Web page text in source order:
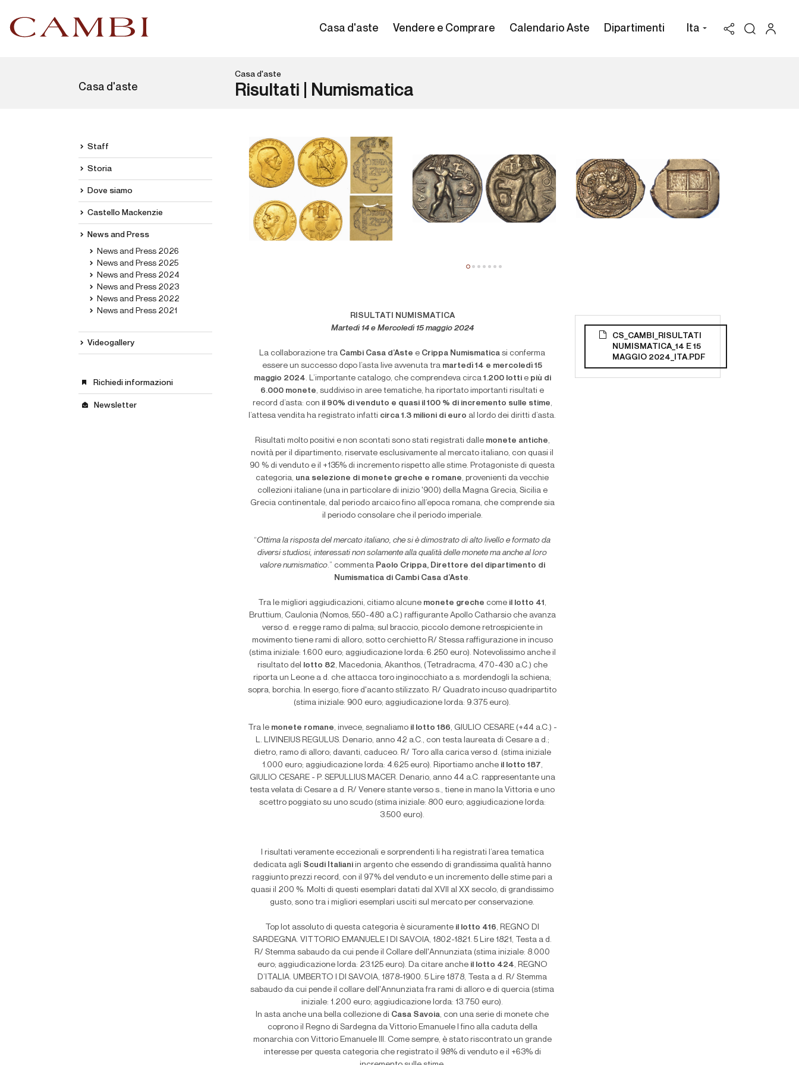
Casa d'aste Vendere e Comprare Calendario Aste Dipartimenti Ita
Casa d'aste
Casa d'aste
Risultati | Numismatica
Staff
Storia
Dove siamo
Castello Mackenzie
News and Press
News and Press 2026
News and Press 2025
News and Press 2024
News and Press 2023
News and Press 2022
News and Press 2021
Videogallery
Richiedi informazioni
Newsletter
CS_CAMBI_RISULTATI
NUMISMATICA_14 E 15
MAGGIO 2024_ITA.PDF
RISULTATI NUMISMATICA
Martedì 14 e Mercoledì 15 maggio 2024
La collaborazione tra Cambi Casa d’Aste e Crippa Numismaticasi conferma
essere un successo dopo l’asta live avvenuta tra martedì 14 e mercoledì 15
maggio 2024 . L’importante catalogo, che comprendeva circa 1.200 lottie più di
6.000 monete , suddiviso in aree tematiche, ha riportato importanti risultati e
record d’asta: con il 90% di venduto e quasi il 100 % di incremento sulle stime
l’attesa vendita ha registrato infatti circa 1.3 milioni di euro al lordo dei diritti d’asta.
Risultati molto positivi e non scontati sono stati registrati dalle monete antiche
novità per il dipartimento, riservate esclusivamente al mercato italiano, con quasi il
90 % di venduto e il +135% di incremento rispetto alle stime. Protagoniste di questa
categoria, una selezione di monete greche e romane , provenienti da vecchie
collezioni italiane (una in particolare di inizio '900) della Magna Grecia, Sicilia e
Grecia continentale, dal periodo arcaico fino all’epoca romana, che comprende sia
il periodo consolare che il periodo imperiale.
“Ottima la risposta del mercato italiano, che si è dimostrato di alto livello e formato da
diversi studiosi, interessati non solamente alla qualità delle monete ma anche al loro
valore numismatico.” commenta Paolo Crippa, Direttore del dipartimento di
Numismatica di Cambi Casa d’Aste
Tra le migliori aggiudicazioni, citiamo alcune monete greche come il lotto 41
Bruttium, Caulonia (Nomos, 550-480 a.C.) raffigurante Apollo Catharsio che avanza
verso d. e regge ramo di palma; sul braccio, piccolo demone retrospiciente in
movimento tiene rami di alloro, sotto cerchietto R/ Stessa raffigurazione in incuso
(stima iniziale: 1.600 euro; aggiudicazione lorda: 6.250 euro). Notevolissimo anche il
risultato del lotto 82 , Macedonia, Akanthos, (Tetradracma, 470-430 a.C.) che
riporta un Leone a d. che attacca toro inginocchiato a s. mordendogli la schiena;
sopra, borchia. In esergo, fiore d'acanto stilizzato. R/ Quadrato incuso quadripartito
(stima iniziale: 900 euro; aggiudicazione lorda: 9.375 euro).
Tra le monete romane , invece, segnaliamo il lotto 186 , GIULIO CESARE (+44 a.C.) -
L. LIVINEIUS REGULUS. Denario, anno 42 a.C., con testa laureata di Cesare a d.;
dietro, ramo di alloro; davanti, caduceo. R/ Toro alla carica verso d. (stima iniziale
1.000 euro; aggiudicazione lorda: 4.625 euro). Riportiamo anche il lotto 187
GIULIO CESARE - P. SEPULLIUS MACER. Denario, anno 44 a.C. rappresentante una
testa velata di Cesare a d. R/ Venere stante verso s., tiene in mano la Vittoria e uno
scettro poggiato su uno scudo (stima iniziale: 800 euro; aggiudicazione lorda:
3.500 euro).
I risultati veramente eccezionali e sorprendenti li ha registrati l’area tematica
dedicata agli Scudi Italiani in argento che essendo di grandissima qualità hanno
raggiunto prezzi record, con il 97% del venduto e un incremento delle stime pari a
quasi il 200 %. Molti di questi esemplari datati dal XVII al XX secolo, di grandissimo
gusto, sono tra i migliori esemplari usciti sul mercato per conservazione.
Top lot assoluto di questa categoria è sicuramente il lotto 416
, REGNO DI
SARDEGNA. VITTORIO EMANUELE I DI SAVOIA, 1802-1821. 5 Lire 1821, Testa a d.
R/ Stemma sabaudo da cui pende il Collare dell'Annunziata (stima iniziale: 8.000
euro; aggiudicazione lorda: 23.125 euro). Da citare anche il lotto 424 , REGNO
D’ITALIA. UMBERTO I DI SAVOIA, 1878-1900. 5 Lire 1878, Testa a d. R/ Stemma
sabaudo da cui pende il collare dell'Annunziata fra rami di alloro e di quercia (stima
iniziale: 1.200 euro; aggiudicazione lorda: 13.750 euro).
In asta anche una bella collezione di Casa Savoia , con una serie di monete che
coprono il Regno di Sardegna da Vittorio Emanuele I fino alla caduta della
monarchia con Vittorio Emanuele III. Come sempre, è stato riscontrato un grande
interesse per questa categoria che registrato il 98% di venduto e il +63% di